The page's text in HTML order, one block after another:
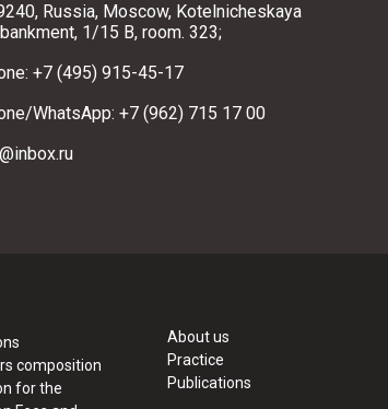
Russia, Moscow, Kotelnicheskaya
1/15 B, room. 323;
+7 (495) 915-45-17
WhatsApp: +7 (962) 715 17 00
composition
for the
About us
Practice
Publications